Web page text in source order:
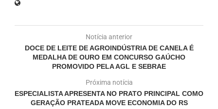
Notícia anterior
DOCE DE LEITE DE AGROINDÚSTRIA DE CANELA É
MEDALHA DE OURO EM CONCURSO GAÚCHO
PROMOVIDO PELA AGL E SEBRAE
Próxima notícia
ESPECIALISTA APRESENTA NO PRATO PRINCIPAL COMO
GERAÇÃO PRATEADA MOVE ECONOMIA DO RS